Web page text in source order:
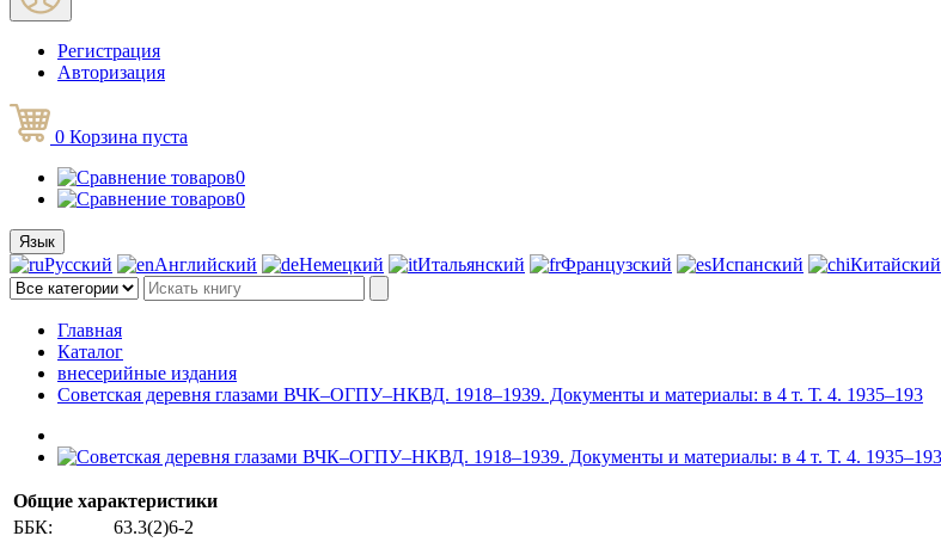
Регистрация
Авторизация
0 Корзина пуста
0
0
Язык
Русский Английский Немецкий Итальянский Французский Испанский Китайский
Главная
Каталог
внесерийные издания
Советская деревня глазами ВЧК–ОГПУ–НКВД. 1918–1939. Документы и материалы: в 4 т. Т. 4. 1935–193
Общие характеристики
ББК:
63.3(2)6-2